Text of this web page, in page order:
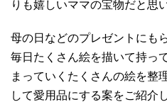
りも嬉しいママの宝物だと思
母の日などのプレゼントにも
毎日たくさん絵を描いて持っ
まっていくたくさんの絵を整
して愛用品にする案をご紹介